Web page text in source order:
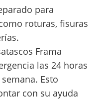
para
roturas, fisuras
Frama
las 24 horas
Esto
con su ayuda